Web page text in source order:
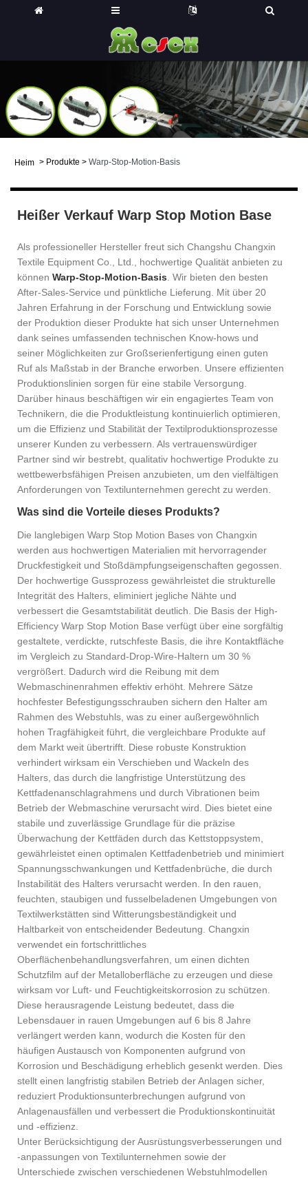
Heim > Produkte > Warp-Stop-Motion-Basis
Heißer Verkauf Warp Stop Motion Base
Als professioneller Hersteller freut sich Changshu Changxin
Textile Equipment Co., Ltd., hochwertige Qualität anbieten zu
können Warp-Stop-Motion-Basis . Wir bieten den besten
After-Sales-Service und pünktliche Lieferung. Mit über 20
Jahren Erfahrung in der Forschung und Entwicklung sowie
der Produktion dieser Produkte hat sich unser Unternehmen
dank seines umfassenden technischen Know-hows und
seiner Möglichkeiten zur Großserienfertigung einen guten
Ruf als Maßstab in der Branche erworben. Unsere effizienten
Produktionslinien sorgen für eine stabile Versorgung.
Darüber hinaus beschäftigen wir ein engagiertes Team von
Technikern, die die Produktleistung kontinuierlich optimieren,
um die Effizienz und Stabilität der Textilproduktionsprozesse
unserer Kunden zu verbessern. Als vertrauenswürdiger
Partner sind wir bestrebt, qualitativ hochwertige Produkte zu
wettbewerbsfähigen Preisen anzubieten, um den vielfältigen
Anforderungen von Textilunternehmen gerecht zu werden.
Was sind die Vorteile dieses Produkts?
Die langlebigen Warp Stop Motion Bases von Changxin
werden aus hochwertigen Materialien mit hervorragender
Druckfestigkeit und Stoßdämpfungseigenschaften gegossen.
Der hochwertige Gussprozess gewährleistet die strukturelle
Integrität des Halters, eliminiert jegliche Nähte und
verbessert die Gesamtstabilität deutlich. Die Basis der High-
Efficiency Warp Stop Motion Base verfügt über eine sorgfältig
gestaltete, verdickte, rutschfeste Basis, die ihre Kontaktfläche
im Vergleich zu Standard-Drop-Wire-Haltern um 30 %
vergrößert. Dadurch wird die Reibung mit dem
Webmaschinenrahmen effektiv erhöht. Mehrere Sätze
hochfester Befestigungsschrauben sichern den Halter am
Rahmen des Webstuhls, was zu einer außergewöhnlich
hohen Tragfähigkeit führt, die vergleichbare Produkte auf
dem Markt weit übertrifft. Diese robuste Konstruktion
verhindert wirksam ein Verschieben und Wackeln des
Halters, das durch die langfristige Unterstützung des
Kettfadenanschlagrahmens und durch Vibrationen beim
Betrieb der Webmaschine verursacht wird. Dies bietet eine
stabile und zuverlässige Grundlage für die präzise
Überwachung der Kettfäden durch das Kettstoppsystem,
gewährleistet einen optimalen Kettfadenbetrieb und minimiert
Spannungsschwankungen und Kettfadenbrüche, die durch
Instabilität des Halters verursacht werden. In den rauen,
feuchten, staubigen und fusselbeladenen Umgebungen von
Textilwerkstätten sind Witterungsbeständigkeit und
Haltbarkeit von entscheidender Bedeutung. Changxin
verwendet ein fortschrittliches
Oberflächenbehandlungsverfahren, um einen dichten
Schutzfilm auf der Metalloberfläche zu erzeugen und diese
wirksam vor Luft- und Feuchtigkeitskorrosion zu schützen.
Diese herausragende Leistung bedeutet, dass die
Lebensdauer in rauen Umgebungen auf 6 bis 8 Jahre
verlängert werden kann, wodurch die Kosten für den
häufigen Austausch von Komponenten aufgrund von
Korrosion und Beschädigung erheblich gesenkt werden. Dies
stellt einen langfristig stabilen Betrieb der Anlagen sicher,
reduziert Produktionsunterbrechungen aufgrund von
Anlagenausfällen und verbessert die Produktionskontinuität
und -effizienz.
Unter Berücksichtigung der Ausrüstungsverbesserungen und
-anpassungen von Textilunternehmen sowie der
Unterschiede zwischen verschiedenen Webstuhlmodellen